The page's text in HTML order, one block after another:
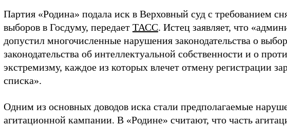
Партия «Родина» подала иск в Верховный суд с требованием
выборов в Госдуму, передает ТАСС. Истец заявляет, что
допустил многочисленные нарушения законодательства о
законодательства об интеллектуальной собственности и о
экстремизму, каждое из которых влечет отмену регистрации
списка».
Одним из основных доводов иска стали предполагаемые
агитационной кампании. В «Родине» считают, что часть